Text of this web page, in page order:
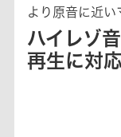
より原音に近い
ハイレゾ
再生に対応